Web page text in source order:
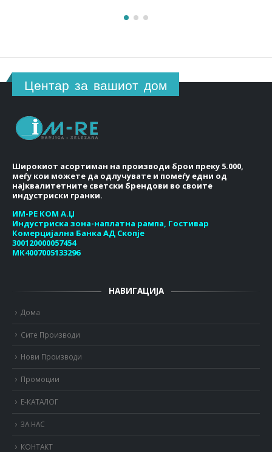
Центар за вашиот дом
Широкиот асортиман на производи брои преку 5.000,
меѓу кои можете да одлучувате и помеѓу едни од
најквалитетните светски брендови во своите
индустриски гранки.
ИМ-РЕ КОМ А.Џ
Индустриска зона-наплатна рампа, Гостивар
Комерцијална Банка АД Скопје
300120000057454
МК4007005133296
НАВИГАЦИЈА
Дома
Сите Производи
Нови Производи
Промоции
Е-КАТАЛОГ
ЗА НАС
КОНТАКТ